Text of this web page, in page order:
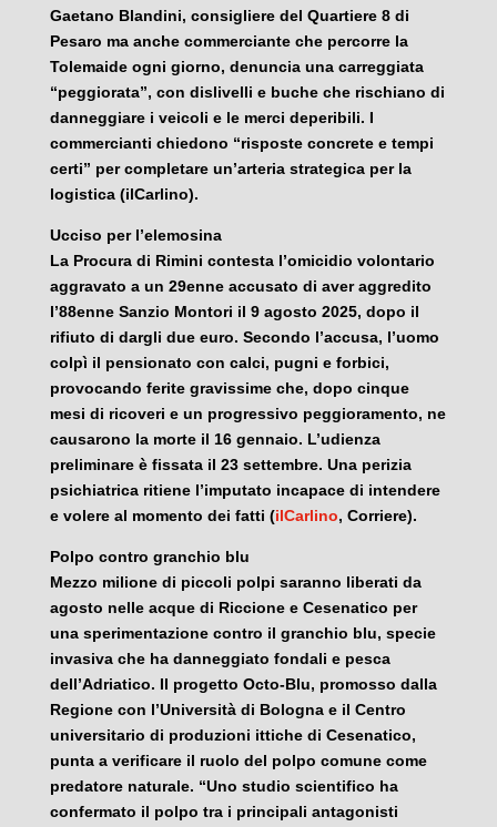
Gaetano Blandini, consigliere del Quartiere 8 di
Pesaro ma anche commerciante che percorre la
Tolemaide ogni giorno, denuncia una carreggiata
“peggiorata”, con dislivelli e buche che rischiano di
danneggiare i veicoli e le merci deperibili. I
commercianti chiedono “risposte concrete e tempi
certi” per completare un’arteria strategica per la
logistica (ilCarlino).
Ucciso per l’elemosina
La Procura di Rimini contesta l’omicidio volontario
aggravato a un 29enne accusato di aver aggredito
l’88enne Sanzio Montori il 9 agosto 2025, dopo il
rifiuto di dargli due euro. Secondo l’accusa, l’uomo
colpì il pensionato con calci, pugni e forbici,
provocando ferite gravissime che, dopo cinque
mesi di ricoveri e un progressivo peggioramento, ne
causarono la morte il 16 gennaio. L’udienza
preliminare è fissata il 23 settembre. Una perizia
psichiatrica ritiene l’imputato incapace di intendere
e volere al momento dei fatti (ilCarlino, Corriere).
Polpo contro granchio blu
Mezzo milione di piccoli polpi saranno liberati da
agosto nelle acque di Riccione e Cesenatico per
una sperimentazione contro il granchio blu, specie
invasiva che ha danneggiato fondali e pesca
dell’Adriatico. Il progetto Octo-Blu, promosso dalla
Regione con l’Università di Bologna e il Centro
universitario di produzioni ittiche di Cesenatico,
punta a verificare il ruolo del polpo comune come
predatore naturale. “Uno studio scientifico ha
confermato il polpo tra i principali antagonisti